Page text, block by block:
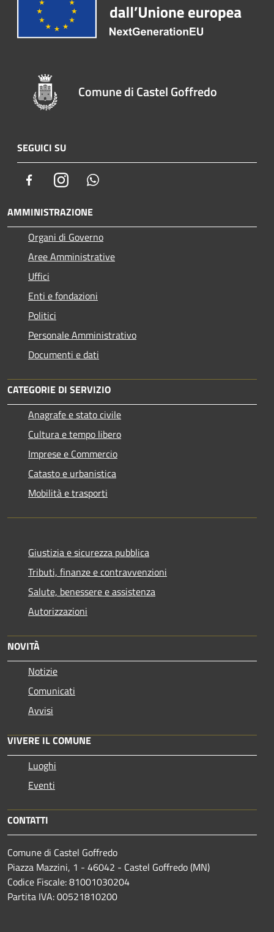
Comune di Castel Goffredo
SEGUICI SU
FacebookInstagram
AMMINISTRAZIONE
Organi di Governo
Aree Amministrative
Uffici
Enti e fondazioni
Politici
Personale Amministrativo
Documenti e dati
CATEGORIE DI SERVIZIO
Anagrafe e stato civile
Cultura e tempo libero
Imprese e Commercio
Catasto e urbanistica
Mobilità e trasporti
Giustizia e sicurezza pubblica
Tributi, finanze e contravvenzioni
Salute, benessere e assistenza
Autorizzazioni
NOVITÀ
Notizie
Comunicati
Avvisi
VIVERE IL COMUNE
Luoghi
Eventi
CONTATTI
Comune di Castel Goffredo
Piazza Mazzini, 1 - 46042 - Castel Goffredo (MN)
Codice Fiscale: 81001030204
Partita IVA: 00521810200